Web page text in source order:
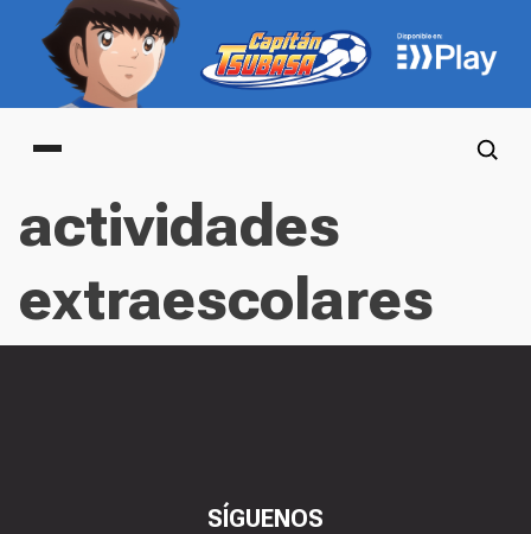
Main menu
actividades
extraescolares
SÍGUENOS